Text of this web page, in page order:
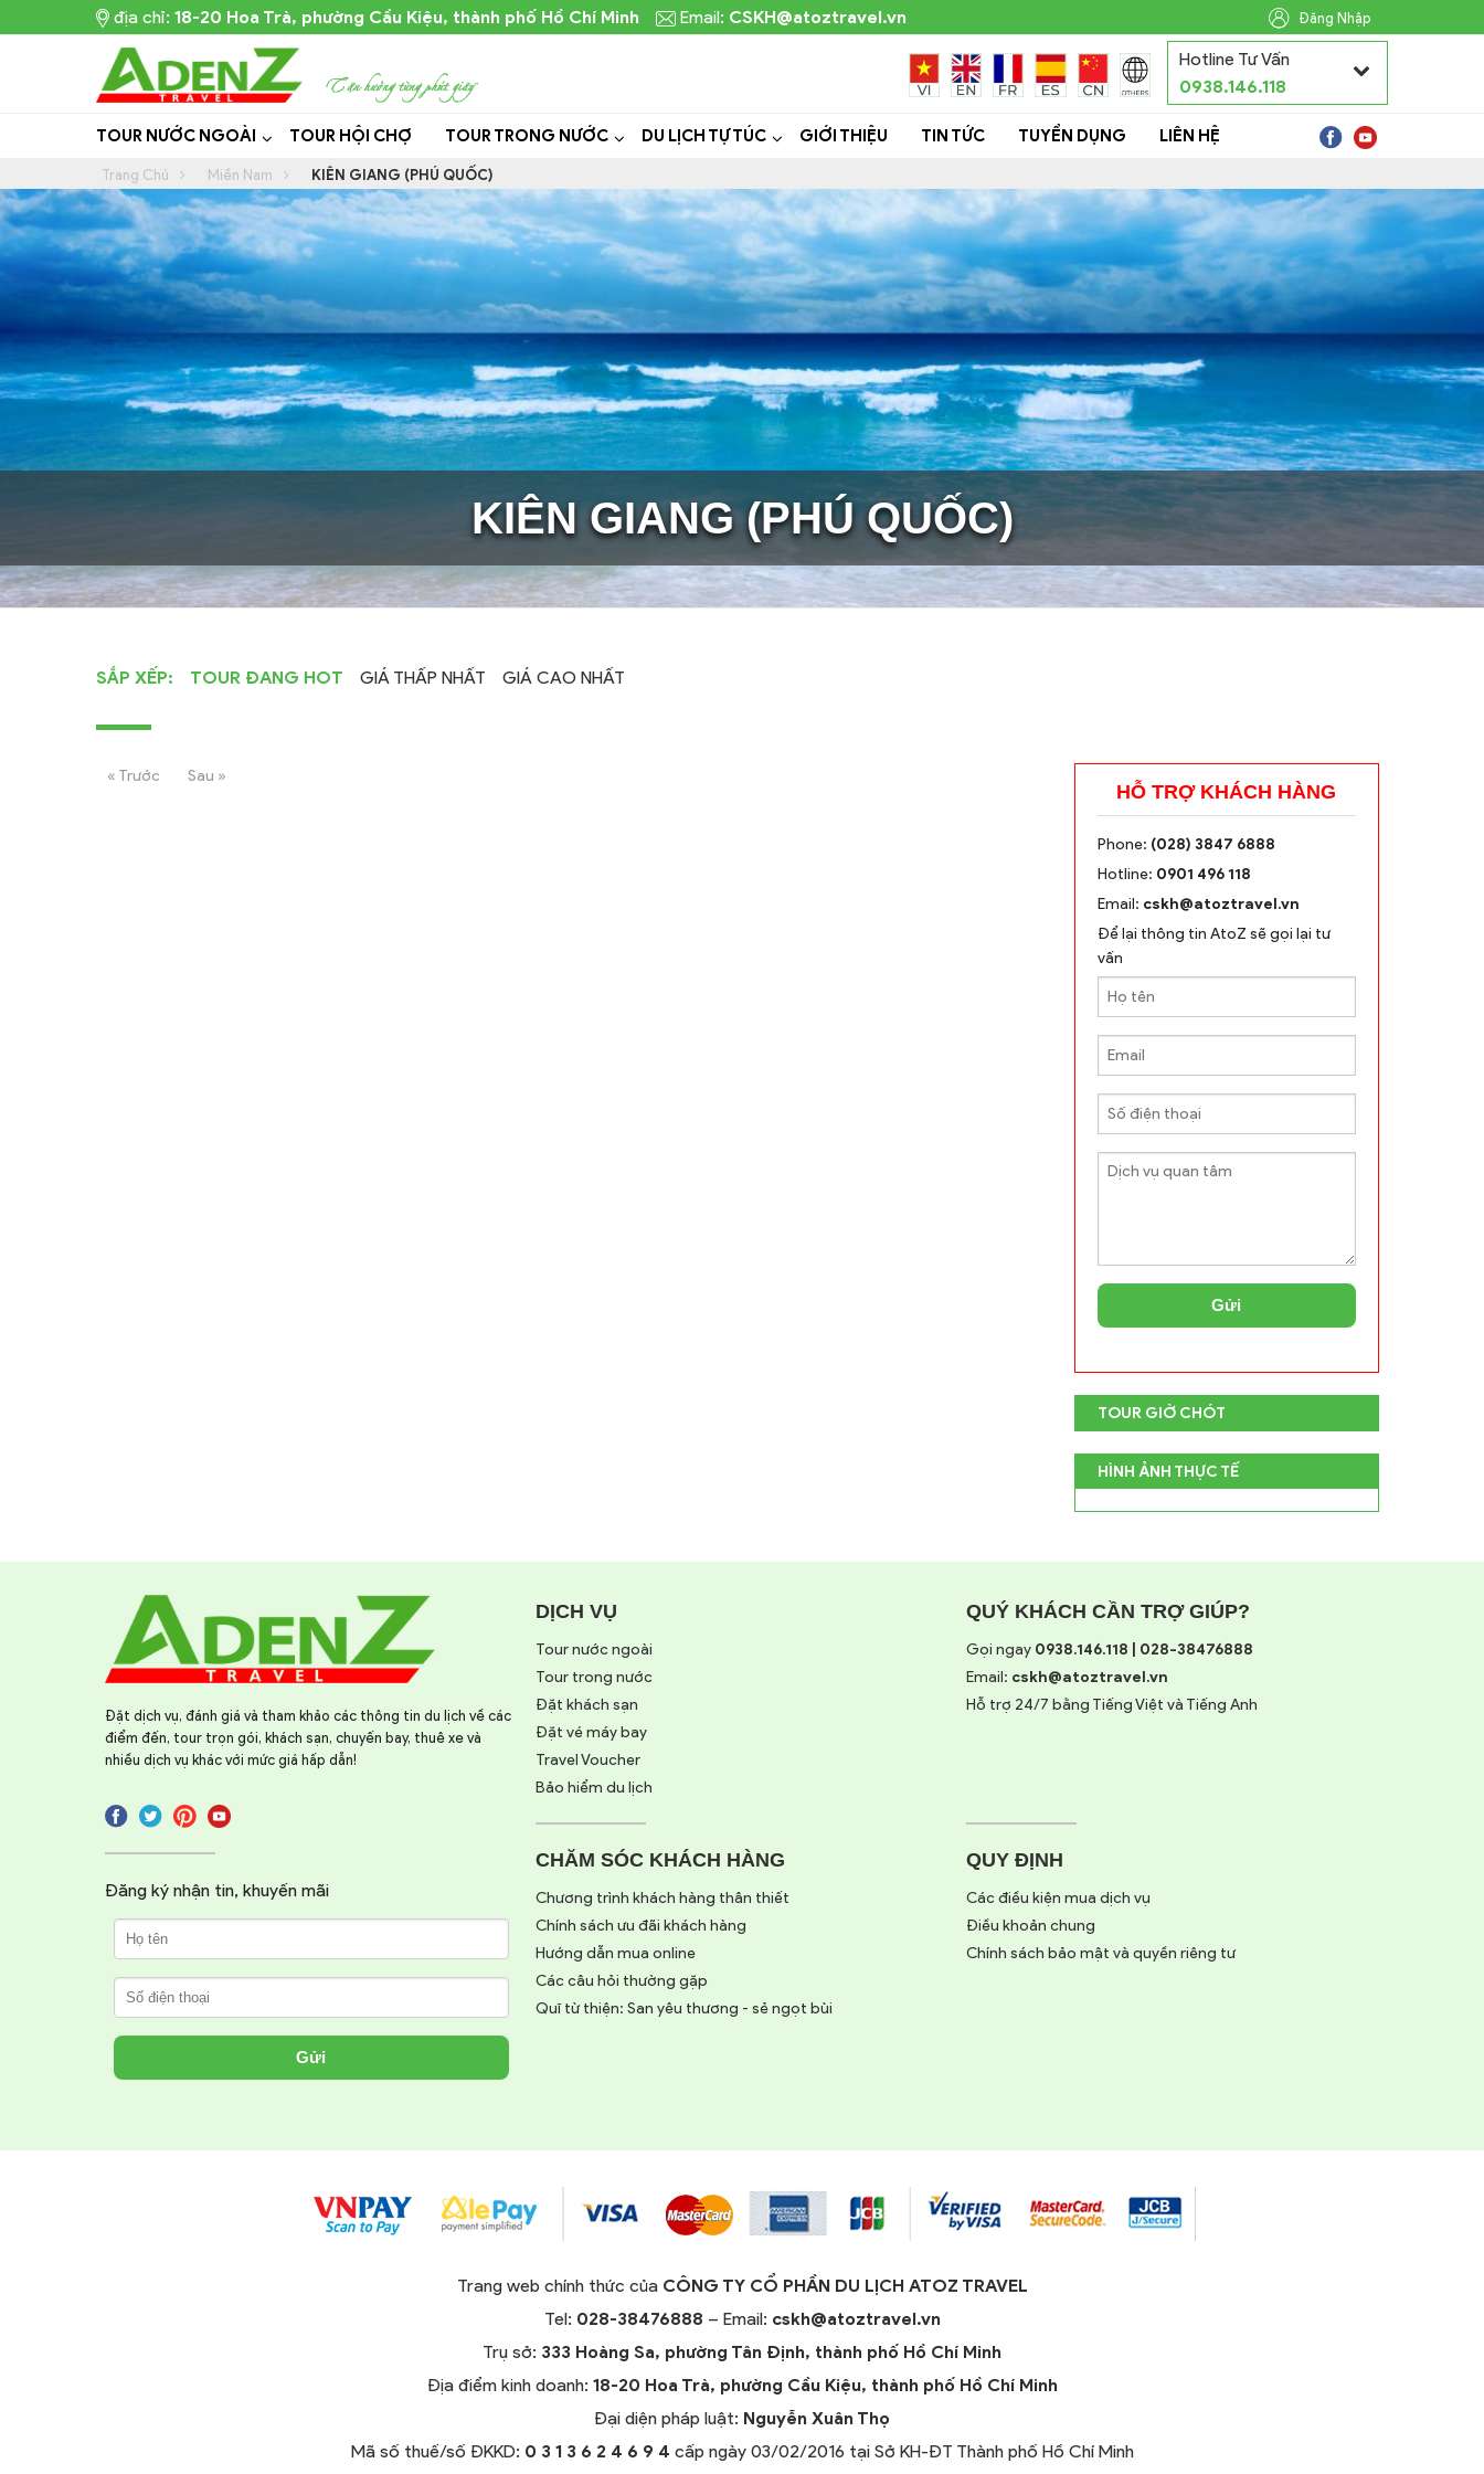
địa chỉ: 18-20 Hoa Trà, phường Cầu Kiệu, thành phố Hồ Chí Minh Email: CSKH@atoztravel.vn Đăng Nhập
Hotline Tư Vấn
0938.146.118
TOUR NƯỚC NGOÀI TOUR HỘI CHỢ TOUR TRONG NƯỚC DU LỊCH TỰ TÚC GIỚI THIỆU TIN TỨC TUYỂN DỤNG LIÊN HỆ
Trang Chủ Miền Nam KIÊN GIANG (PHÚ QUỐC)
KIÊN GIANG (PHÚ QUỐC)
SẮP XẾP: TOUR ĐANG HOT GIÁ THẤP NHẤT GIÁ CAO NHẤT
« Trước Sau »
HỖ TRỢ KHÁCH HÀNG
Phone: (028) 3847 6888
Hotline: 0901 496 118
Email: cskh@atoztravel.vn
Để lại thông tin AtoZ sẽ gọi lại tư
vấn
Gửi
TOUR GIỜ CHÓT
HÌNH ẢNH THỰC TẾ
Đặt dịch vụ, đánh giá và tham khảo các thông tin du lịch về các
điểm đến, tour trọn gói, khách sạn, chuyến bay, thuê xe và
nhiều dịch vụ khác với mức giá hấp dẫn!
Đăng ký nhận tin, khuyến mãi
Gửi
DỊCH VỤ
Tour nước ngoài
Tour trong nước
Đặt khách sạn
Đặt vé máy bay
Travel Voucher
Bảo hiểm du lịch
QUÝ KHÁCH CẦN TRỢ GIÚP?
Gọi ngay 0938.146.118 | 028-38476888
Email: cskh@atoztravel.vn
Hỗ trợ 24/7 bằng Tiếng Việt và Tiếng Anh
CHĂM SÓC KHÁCH HÀNG
Chương trình khách hàng thân thiết
Chính sách ưu đãi khách hàng
Hướng dẫn mua online
Các câu hỏi thường gặp
Quĩ từ thiện: San yêu thương - sẻ ngọt bùi
QUY ĐỊNH
Các điều kiện mua dịch vụ
Điều khoản chung
Chính sách bảo mật và quyền riêng tư
Trang web chính thức của CÔNG TY CỔ PHẦN DU LỊCH ATOZ TRAVEL
Tel: 028-38476888 – Email: cskh@atoztravel.vn
Trụ sở: 333 Hoàng Sa, phường Tân Định, thành phố Hồ Chí Minh
Địa điểm kinh doanh: 18-20 Hoa Trà, phường Cầu Kiệu, thành phố Hồ Chí Minh
Đại diện pháp luật: Nguyễn Xuân Thọ
Mã số thuế/số ĐKKD: 0 3 1 3 6 2 4 6 9 4 cấp ngày 03/02/2016 tại Sở KH-ĐT Thành phố Hồ Chí Minh